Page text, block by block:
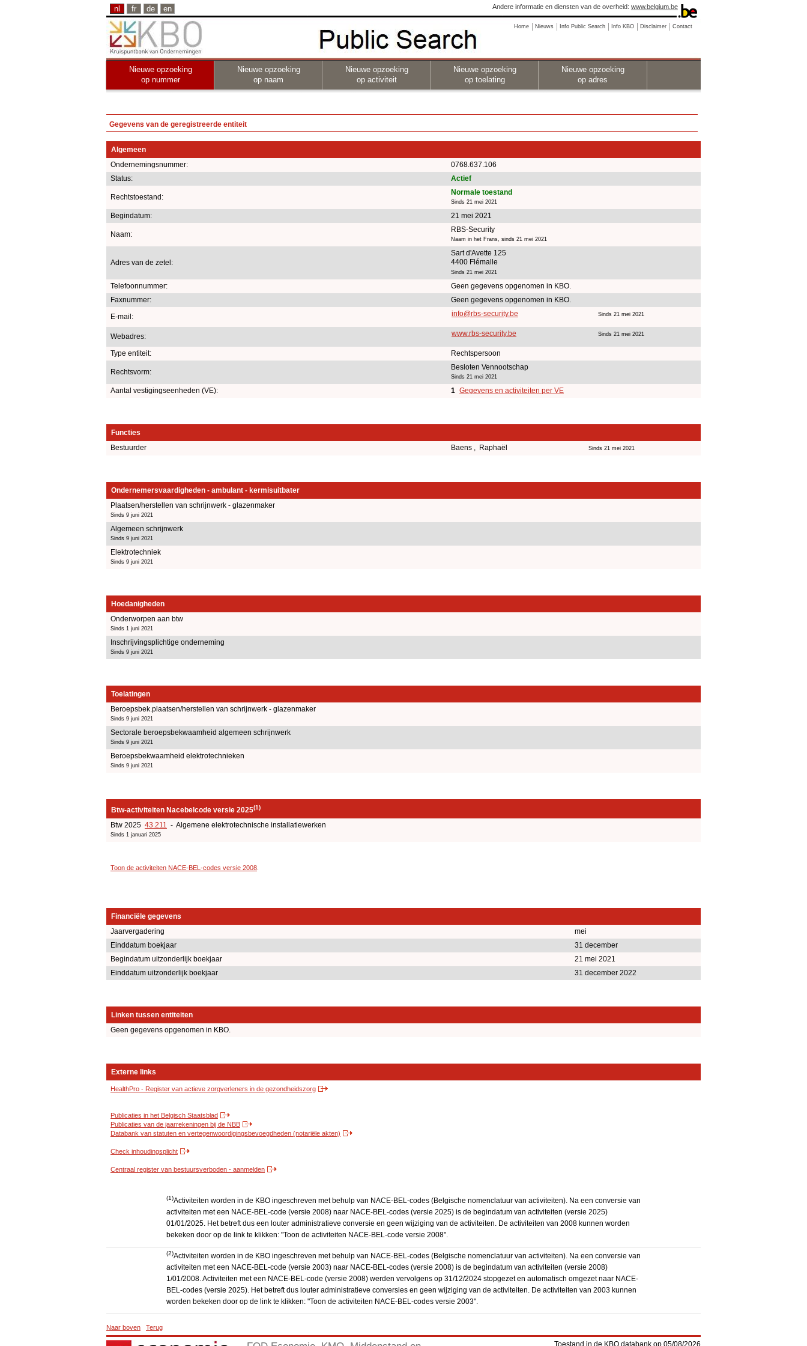
nl fr de en Andere informatie en diensten van de overheid: www.belgium.be
Home Nieuws Info Public Search Info KBO Disclaimer Contact
Nieuwe opzoeking
op nummer
Nieuwe opzoeking
op naam
Nieuwe opzoeking
op activiteit
Nieuwe opzoeking
op toelating
Nieuwe opzoeking
op adres
Gegevens van de geregistreerde entiteit
Algemeen
Ondernemingsnummer:
0768.637.106
Status:
Actief
Rechtstoestand:
Normale toestand
Sinds 21 mei 2021
Begindatum: 21 mei 2021
Naam:
RBS-Security
Naam in het Frans, sinds 21 mei 2021
Adres van de zetel:
Sart d'Avette 125
4400 Flémalle
Sinds 21 mei 2021
Telefoonnummer:
Geen gegevens opgenomen in KBO.
Faxnummer:
Geen gegevens opgenomen in KBO.
E-mail:
info@rbs-security.be Sinds 21 mei 2021
Webadres: www.rbs-security.be Sinds 21 mei 2021
Type entiteit: Rechtspersoon
Rechtsvorm:
Besloten Vennootschap
Sinds 21 mei 2021
Aantal vestigingseenheden (VE): 1 Gegevens en activiteiten per VE
Functies
Bestuurder
Baens , Raphaël Sinds 21 mei 2021
Ondernemersvaardigheden - ambulant - kermisuitbater
Plaatsen/herstellen van schrijnwerk - glazenmaker
Sinds 9 juni 2021
Algemeen schrijnwerk
Sinds 9 juni 2021
Elektrotechniek
Sinds 9 juni 2021
Hoedanigheden
Onderworpen aan btw
Sinds 1 juni 2021
Inschrijvingsplichtige onderneming
Sinds 9 juni 2021
Toelatingen
Beroepsbek.plaatsen/herstellen van schrijnwerk - glazenmaker
Sinds 9 juni 2021
Sectorale beroepsbekwaamheid algemeen schrijnwerk
Sinds 9 juni 2021
Beroepsbekwaamheid elektrotechnieken
Sinds 9 juni 2021
Btw-activiteiten Nacebelcode versie 2025(1)
Btw 2025 43.211 - Algemene elektrotechnische installatiewerken
Sinds 1 januari 2025
Toon de activiteiten NACE-BEL-codes versie 2008
Financiële gegevens
Jaarvergadering
mei
Einddatum boekjaar
31 december
Begindatum uitzonderlijk boekjaar
21 mei 2021
Einddatum uitzonderlijk boekjaar
31 december 2022
Linken tussen entiteiten
Geen gegevens opgenomen in KBO.
Externe links
HealthPro - Register van actieve zorgverleners in de gezondheidszorg
Publicaties in het Belgisch Staatsblad
Publicaties van de jaarrekeningen bij de NBB
Databank van statuten en vertegenwoordigingsbevoegdheden (notariële akten)
Check inhoudingsplicht
Centraal register van bestuursverboden - aanmelden
(1)Activiteiten worden in de KBO ingeschreven met behulp van NACE-BEL-codes (Belgische nomenclatuur van activiteiten). Na een conversie van
activiteiten met een NACE-BEL-code (versie 2008) naar NACE-BEL-codes (versie 2025) is de begindatum van activiteiten (versie 2025)
01/01/2025. Het betreft dus een louter administratieve conversie en geen wijziging van de activiteiten. De activiteiten van 2008 kunnen worden
bekeken door op de link te klikken: "Toon de activiteiten NACE-BEL-code versie 2008".
(2)Activiteiten worden in de KBO ingeschreven met behulp van NACE-BEL-codes (Belgische nomenclatuur van activiteiten). Na een conversie van
activiteiten met een NACE-BEL-code (versie 2003) naar NACE-BEL-codes (versie 2008) is de begindatum van activiteiten (versie 2008)
1/01/2008. Activiteiten met een NACE-BEL-code (versie 2008) werden vervolgens op 31/12/2024 stopgezet en automatisch omgezet naar NACE-
BEL-codes (versie 2025). Het betreft dus louter administratieve conversies en geen wijziging van de activiteiten. De activiteiten van 2003 kunnen
worden bekeken door op de link te klikken: "Toon de activiteiten NACE-BEL-codes versie 2003".
Naar boven Terug